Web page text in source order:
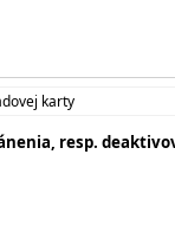
karty
resp.